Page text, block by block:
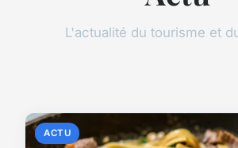
L'actualité du tourisme et
ACTU